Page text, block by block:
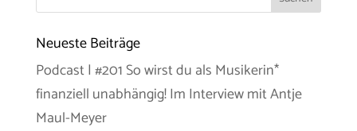
Neueste Beiträge
Podcast | #201 So wirst du als Musikerin*
finanziell unabhängig! Im Interview mit Antje
Maul-Meyer